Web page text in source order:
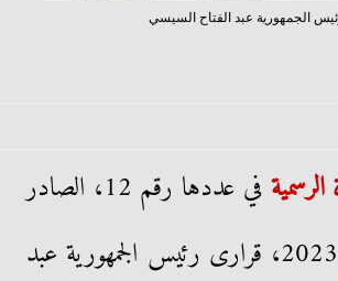
الجمهورية عبد الفتاح السيسي
في عددها رقم 12، الصادر
في 23 مارس 2023، قرارى رئيس الجمهورية عبد